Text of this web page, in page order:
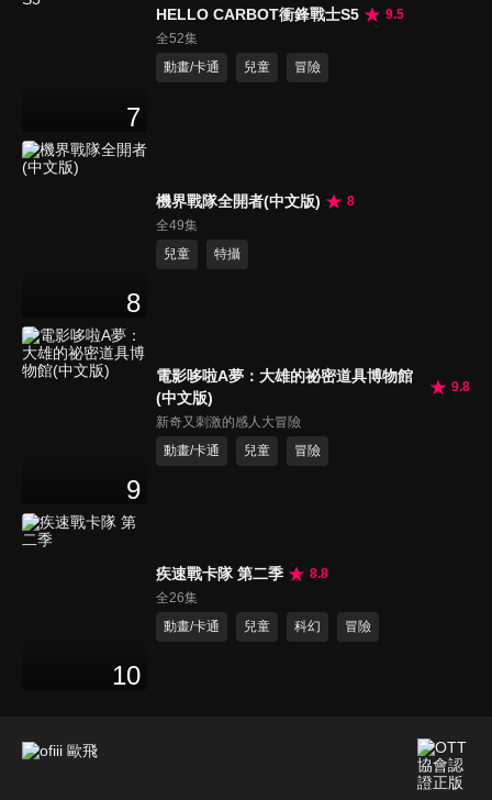
7
HELLO CARBOT衝鋒戰士S5
9.5
全52集
動畫/卡通
兒童 冒險
8
機界戰隊全開者(中文版)
8
全49集
兒童
特攝
9
電影哆啦A夢：大雄的祕密道具博物館
(中文版)
9.8
新奇又刺激的感人大冒險
動畫/卡通
兒童 冒險
10
疾速戰卡隊 第二季
8.8
全26集
動畫/卡通
兒童 科幻 冒險